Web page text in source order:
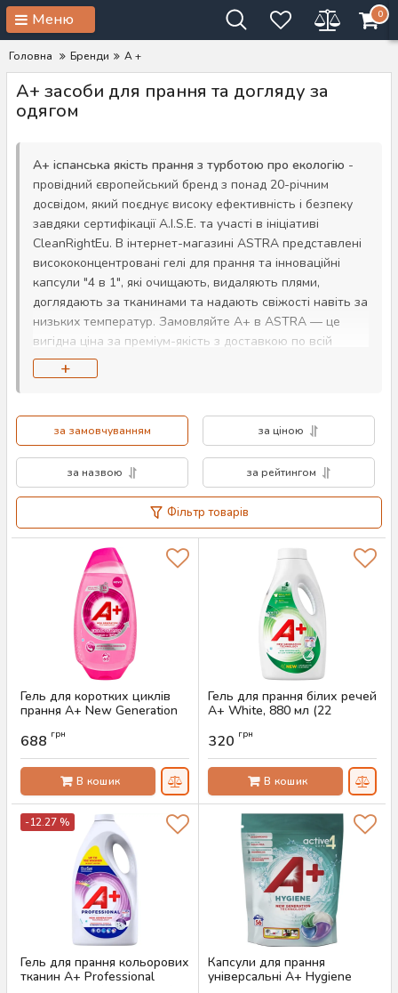
Меню 0
Головна Бренди A +
A+ засоби для прання та догляду за
одягом
A+ іспанська якість прання з турботою про екологію -
провідний європейський бренд з понад 20-річним
досвідом, який поєднує високу ефективність і безпеку
завдяки сертифікації A.I.S.E. та участі в ініціативі
CleanRightEu. В інтернет-магазині ASTRA представлені
висококонцентровані гелі для прання та інноваційні
капсули "4 в 1", які очищають, видаляють плями,
доглядають за тканинами та надають свіжості навіть за
низьких температур. Замовляйте A+ в ASTRA — це
вигідна ціна за преміум-якість з доставкою по всій
Україні.
+
за замовчуванням за ціною
за назвою за рейтингом
Фільтр товарів
Гель для коротких циклів
прання A+ New Generation
катишків та відновлення
Артикул:AS-00841
688 грн
В кошик
Гель для прання білих речей
A+ White, 880 мл (22
Артикул:
320 грн
В кошик
-12.27 %
Гель для прання кольорових
тканин A+ Professional
Капсули для прання
універсальні A+ Hygiene